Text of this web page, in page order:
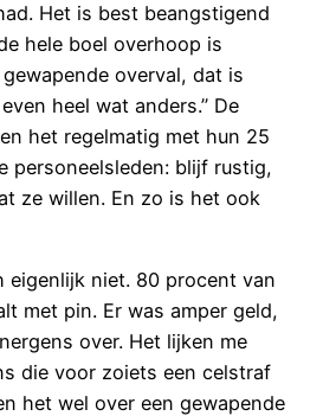
Het is best beangstigend
hele boel overhoop is
overval, dat is
heel wat anders.’’ De
het regelmatig met hun 25
personeelsleden: blijf rustig,
ze willen. En zo is het ook
eigenlijk niet. 80 procent van
met pin. Er was amper geld,
over. Het lijken me
die voor zoiets een celstraf
het wel over een gewapende